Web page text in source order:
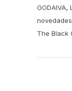
GODAIVA,
novedades
The Black